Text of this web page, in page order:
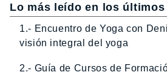
Lo más leído en los últimos
1.- Encuentro de Yoga con
visión integral del yoga
2.- Guía de Cursos de